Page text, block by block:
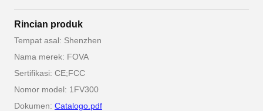
Rincian produk
Tempat asal: Shenzhen
Nama merek: FOVA
Sertifikasi: CE;FCC
Nomor model: 1FV300
Dokumen: Catalogo.pdf